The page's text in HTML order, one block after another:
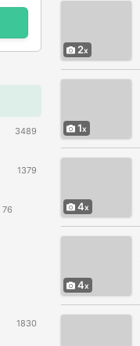
3489
1379
76
1830
2
1
4
4